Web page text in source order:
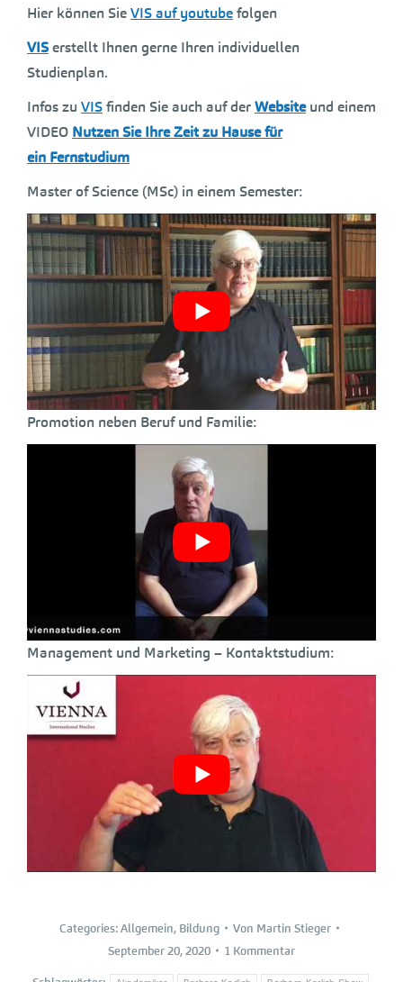
Hier können SieVIS auf youtubefolgen
VISerstellt Ihnen gerne Ihren individuellen
Studienplan.
Infos zu VISfinden Sie auch auf derWebsiteund einem
VIDEO Nutzen Sie Ihre Zeit zu Hause für
ein Fernstudium
Master of Science (MSc) in einem Semester:
Promotion neben Beruf und Familie:
Management und Marketing – Kontaktstudium:
Categories:Allgemein, Bildung Von Martin Stieger
September 20, 2020
1 Kommentar